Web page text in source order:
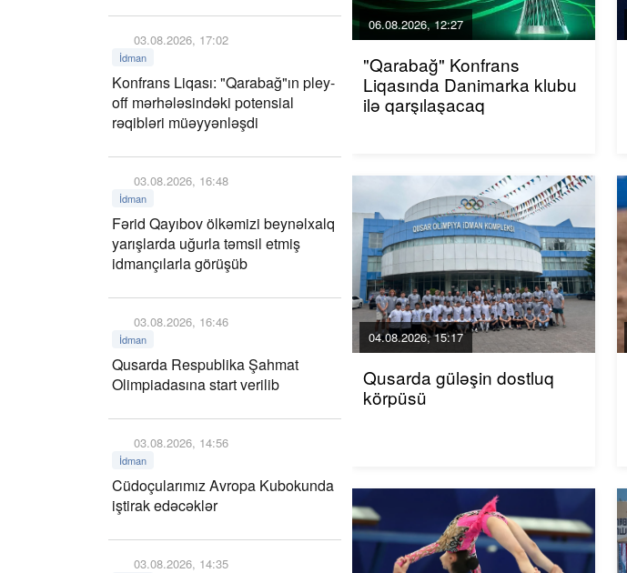
03.08.2026, 17:02
İdman
Konfrans Liqası: "Qarabağ"ın pley-
off mərhələsindəki potensial
rəqibləri müəyyənləşdi
03.08.2026, 16:48
İdman
Fərid Qayıbov ölkəmizi beynəlxalq
yarışlarda uğurla təmsil etmiş
idmançılarla görüşüb
03.08.2026, 16:46
İdman
Qusarda Respublika Şahmat
Olimpiadasına start verilib
03.08.2026, 14:56
İdman
Cüdoçularımız Avropa Kubokunda
iştirak edəcəklər
03.08.2026, 14:35
06.08.2026, 12:27
"Qarabağ" Konfrans
Liqasında Danimarka klubu
ilə qarşılaşacaq
04.08.2026, 15:17
Qusarda güləşin dostluq
körpüsü